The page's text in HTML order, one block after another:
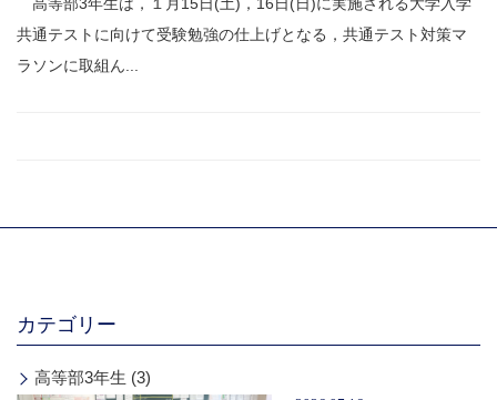
共通テストに向けて受験勉強の仕上げとなる，共通テスト対策マ
ラソンに取組ん...
カテゴリー
高等部3年生 (3)